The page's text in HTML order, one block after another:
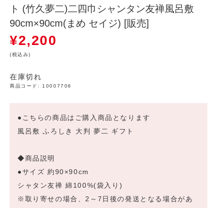
ト (竹久夢二)二四巾シャンタン友禅風呂敷
90cm×90cm(まめ セイジ) [販売]
¥2,200
(税込み)
在庫切れ
商品コード: 10007706
●こちらの商品はご購入商品となります
風呂敷 ふろしき 大判 夢二 ギフト
◆商品説明
●サイズ 約90×90cm
シャタン友禅 綿100%(袋入り)
※取り寄せの場合、2～7日後の発送となる場合があ